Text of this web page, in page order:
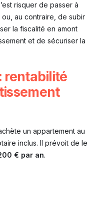
risquer de passer à
au contraire, de subir
la fiscalité en amont
et de sécuriser la
rentabilité
un appartement au
inclus. Il prévoit de le
€ par an.